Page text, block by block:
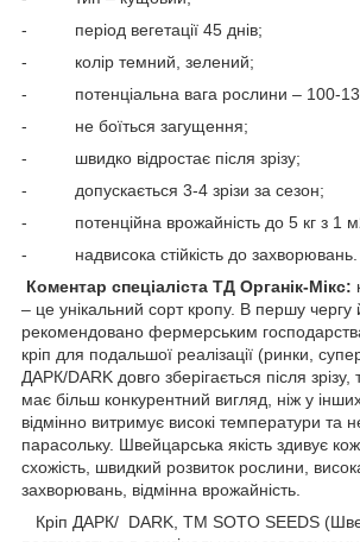
- період вегетації 45 днів;
- колір темний, зелений;
- потенціальна вага рослини – 100-
- не боїться загущення;
- швидко відростає після зрізу;
- допускається 3-4 зрізи за сезон;
- потенційна врожайність до 5 кг з 1
- надвисока стійкість до захворювань.
Коментар спеціаліста ТД Органік-Мікс:
– це унікальний сорт кропу. В першу чергу
рекомендовано фермерським
кріп для подальшої реалізації (ринки,
ДАРК/DARK довго зберігається після
має більш конкурентний вигляд, ніж у
відмінно витримує високі температури та
парасольку. Швейцарська якість здивує
схожість, швидкий розвиток рослини,
захворювань, відмінна врожайність.
Кріп ДАРК/ DARK, ТМ SOTO SEEDS